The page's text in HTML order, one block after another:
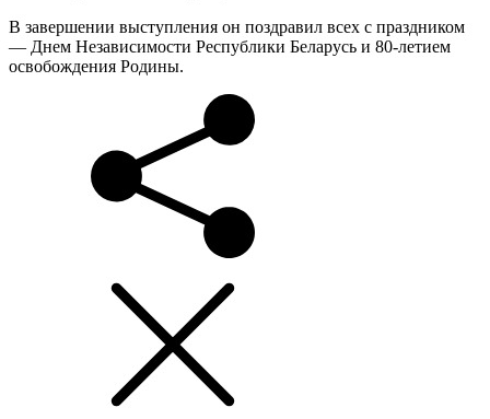
В завершении выступления он поздравил всех с праздником
— Днем Независимости Республики Беларусь и 80-летием
освобождения Родины.